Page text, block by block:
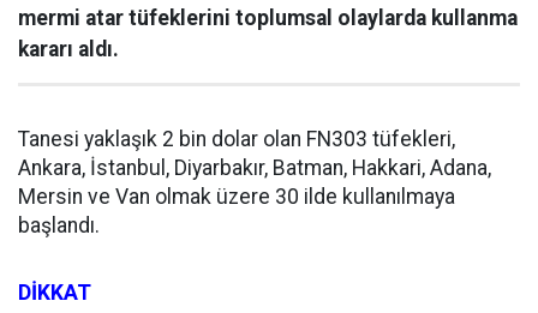
mermi atar tüfeklerini toplumsal olaylarda kullanma
kararı aldı.
Tanesi yaklaşık 2 bin dolar olan FN303 tüfekleri,
Ankara, İstanbul, Diyarbakır, Batman, Hakkari, Adana,
Mersin ve Van olmak üzere 30 ilde kullanılmaya
başlandı.
DİKKAT